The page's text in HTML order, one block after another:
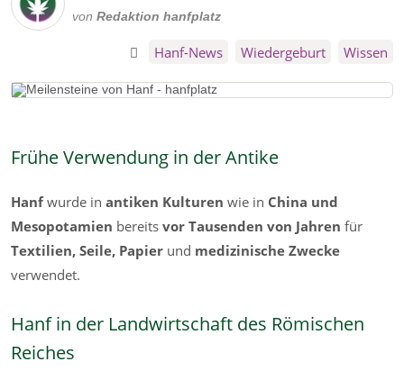
von Redaktion hanfplatz
Hanf-News Wiedergeburt Wissen
Frühe Verwendung in der Antike
Hanfwurde in antiken Kulturen wie in China und
Mesopotamien bereits vor Tausenden von Jahren für
Textilien, Seile, Papier und medizinische Zwecke
verwendet.
Hanf in der Landwirtschaft des Römischen
Reiches